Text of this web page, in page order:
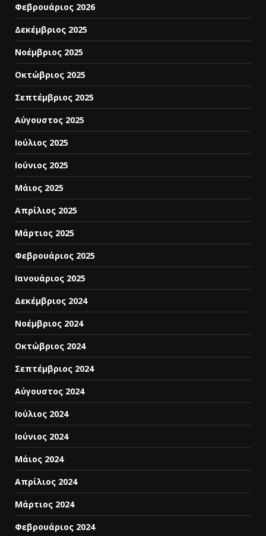
Φεβρουάριος 2026
Δεκέμβριος 2025
Νοέμβριος 2025
Οκτώβριος 2025
Σεπτέμβριος 2025
Αύγουστος 2025
Ιούλιος 2025
Ιούνιος 2025
Μάιος 2025
Απρίλιος 2025
Μάρτιος 2025
Φεβρουάριος 2025
Ιανουάριος 2025
Δεκέμβριος 2024
Νοέμβριος 2024
Οκτώβριος 2024
Σεπτέμβριος 2024
Αύγουστος 2024
Ιούλιος 2024
Ιούνιος 2024
Μάιος 2024
Απρίλιος 2024
Μάρτιος 2024
Φεβρουάριος 2024